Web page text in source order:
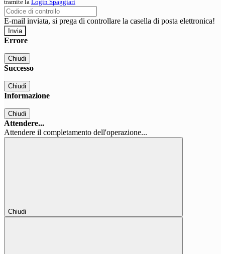
tramite la Login Spaggiari
E-mail inviata, si prega di controllare la casella di posta elettronica!
Errore
Chiudi
Successo
Chiudi
Informazione
Chiudi
Attendere...
Attendere il completamento dell'operazione...
Chiudi